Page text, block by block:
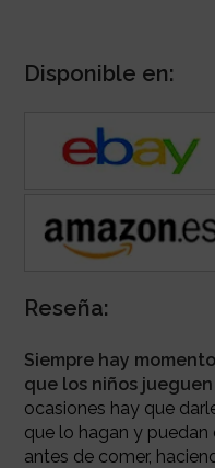
Disponible en:
Reseña:
Siempre hay
que los niños
ocasiones hay que
que lo hagan y
antes de comer,